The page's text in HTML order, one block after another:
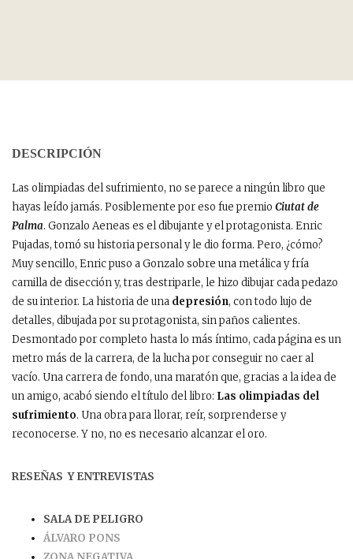
DESCRIPCIÓN
Las olimpiadas del sufrimiento, no se parece a ningún libro que
hayas leído jamás. Posiblemente por eso fue premio Ciutat de
Palma. Gonzalo Aeneas es el dibujante y el protagonista. Enric
Pujadas, tomó su historia personal y le dio forma. Pero, ¿cómo?
Muy sencillo, Enric puso a Gonzalo sobre una metálica y fría
camilla de disección y, tras destriparle, le hizo dibujar cada pedazo
de su interior. La historia de una depresión, con todo lujo de
detalles, dibujada por su protagonista, sin paños calientes.
Desmontado por completo hasta lo más íntimo, cada página es un
metro más de la carrera, de la lucha por conseguir no caer al
vacío. Una carrera de fondo, una maratón que, gracias a la idea de
un amigo, acabó siendo el título del libro: Las olimpiadas del
sufrimiento. Una obra para llorar, reír, sorprenderse y
reconocerse. Y no, no es necesario alcanzar el oro.
RESEÑAS Y ENTREVISTAS
SALA DE PELIGRO
ÁLVARO PONS